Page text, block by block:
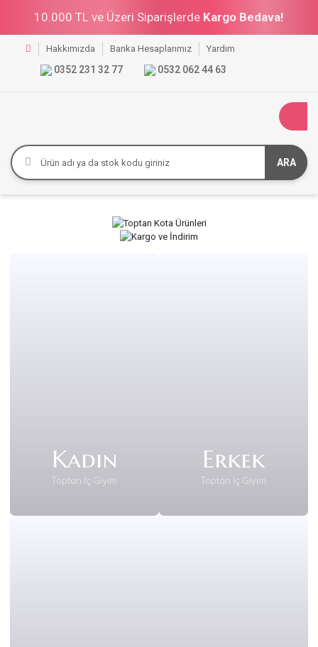
10.000 TL ve Üzeri Siparişlerde Kargo Bedava!
Hakkımızda Banka Hesaplarımız Yardım
0352 231 32 77 0532 062 44 63
ARA
Kadın
Toptan İç Giyim
Erkek
Toptan İç Giyim